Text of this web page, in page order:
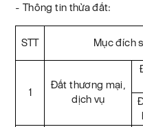
- Thông tin thửa đất:
STT Mục đích
1
Đất thương mại,
dịch vụ